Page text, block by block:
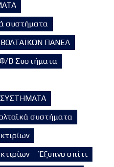
συστήματα
ΠΑΝΕΛ
Φ/Β Συστήματα
συστήματα
Έξυπνο σπίτι